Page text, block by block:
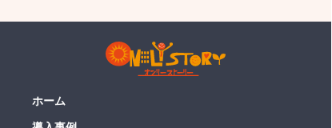
ホーム